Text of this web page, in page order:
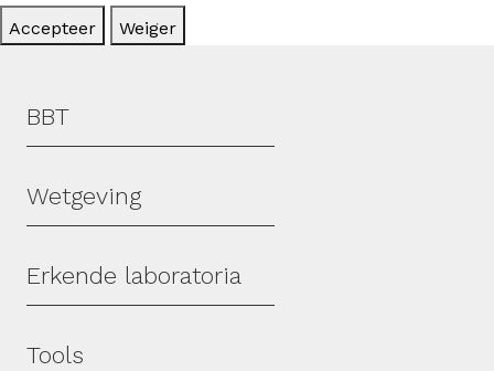
Accepteer Weiger
Hoofdmenu
BBT
Wetgeving
Erkende laboratoria
Tools